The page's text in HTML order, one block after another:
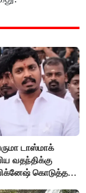
டாஸ்மாக்
வதந்திக்கு
கொடுத்த